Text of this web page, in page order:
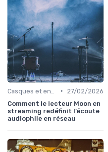
•
27/02/2026
Comment le lecteur Moon en
streaming redéfinit l’écoute
audiophile en réseau